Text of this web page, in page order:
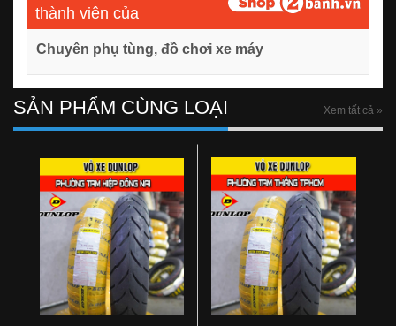
thành viên của
Chuyên phụ tùng, đồ chơi xe máy
SẢN PHẨM CÙNG LOẠI Xem tất cả »